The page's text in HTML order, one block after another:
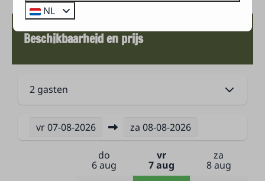
Beschikbaarheid en prijs
2 gasten
vr07-08-2026 za 08-08-2026
do
6 aug
vr
7 aug
za
8 aug
NL